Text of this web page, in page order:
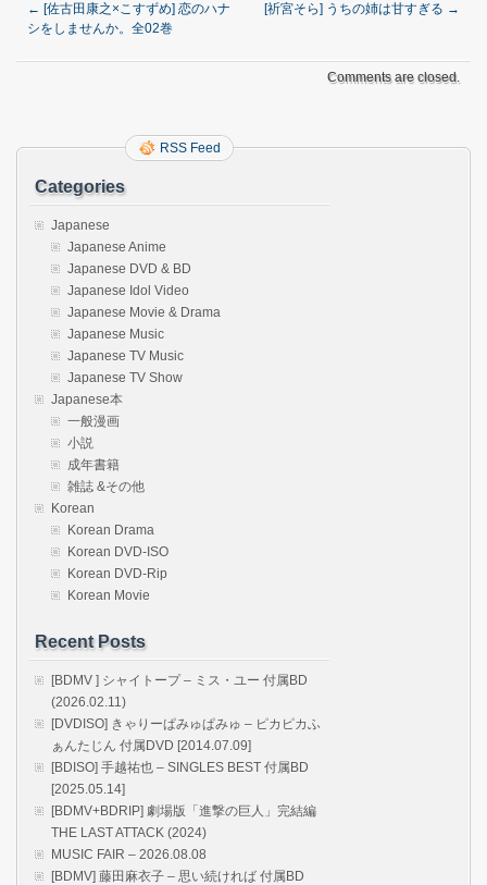
← [佐古田康之×こすずめ] 恋のハナ
シをしませんか。全02巻
[祈宮そら] うちの姉は甘すぎる →
Comments are closed.
RSS Feed
Categories
Japanese
Japanese Anime
Japanese DVD & BD
Japanese Idol Video
Japanese Movie & Drama
Japanese Music
Japanese TV Music
Japanese TV Show
Japanese本
一般漫画
小説
成年書籍
雑誌 &その他
Korean
Korean Drama
Korean DVD-ISO
Korean DVD-Rip
Korean Movie
Recent Posts
[BDMV ] シャイトープ – ミス・ユー 付属BD
(2026.02.11)
[DVDISO] きゃりーぱみゅぱみゅ – ピカピカふ
ぁんたじん 付属DVD [2014.07.09]
[BDISO] 手越祐也 – SINGLES BEST 付属BD
[2025.05.14]
[BDMV+BDRIP] 劇場版「進撃の巨人」完結編
THE LAST ATTACK (2024)
MUSIC FAIR – 2026.08.08
[BDMV] 藤田麻衣子 – 思い続ければ 付属BD